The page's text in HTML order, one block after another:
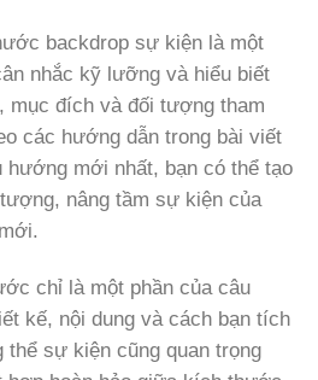
backdrop sự kiện là một
nhắc kỹ lưỡng và hiểu biết
mục đích và đối tượng tham
các hướng dẫn trong bài viết
mới nhất, bạn có thể tạo
nâng tầm sự kiện của
chỉ là một phần của câu
kế, nội dung và cách bạn tích
thể sự kiện cũng quan trọng